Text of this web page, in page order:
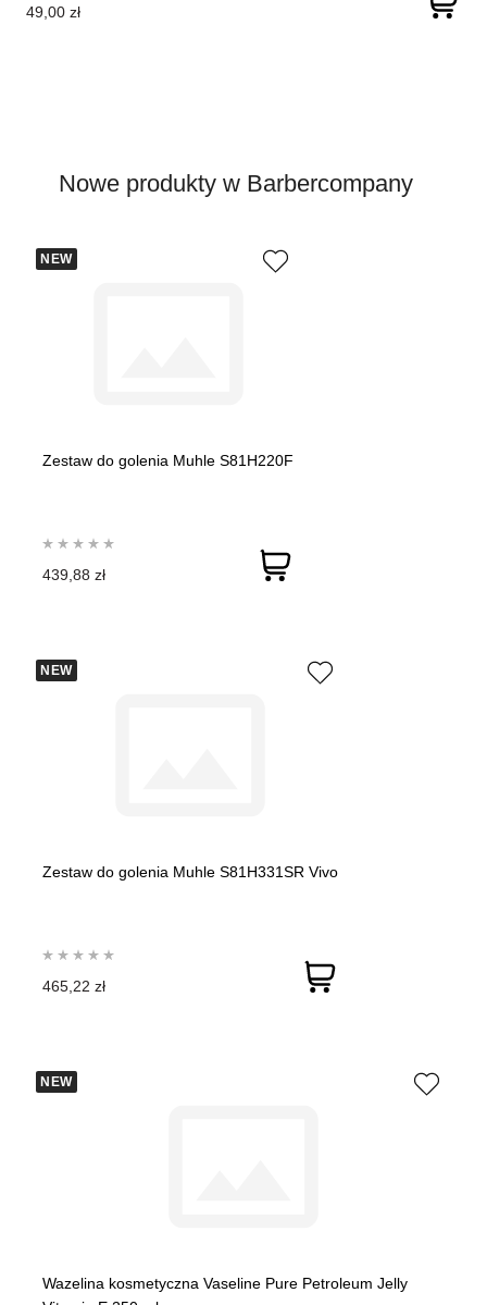
49,00 zł
Nowe produkty w Barbercompany
NEW
Zestaw do golenia Muhle S81H220F
439,88 zł
NEW
Zestaw do golenia Muhle S81H331SR Vivo
465,22 zł
NEW
Wazelina kosmetyczna Vaseline Pure Petroleum Jelly